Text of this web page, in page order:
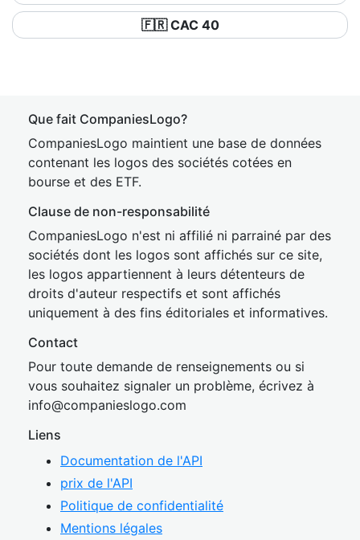
🇫🇷 CAC 40
Que fait CompaniesLogo?
CompaniesLogo maintient une base de données
contenant les logos des sociétés cotées en
bourse et des ETF.
Clause de non-responsabilité
CompaniesLogo n'est ni affilié ni parrainé par des
sociétés dont les logos sont affichés sur ce site,
les logos appartiennent à leurs détenteurs de
droits d'auteur respectifs et sont affichés
uniquement à des fins éditoriales et informatives.
Contact
Pour toute demande de renseignements ou si
vous souhaitez signaler un problème, écrivez à
info@companieslogo.com
Liens
Documentation de l'API
prix de l'API
Politique de confidentialité
Mentions légales